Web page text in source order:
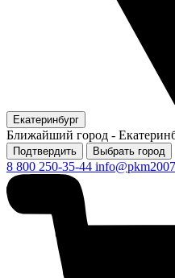
Екатеринбург
Ближайший город -
Подтвердить Выбрать город
8 800 250-35-44